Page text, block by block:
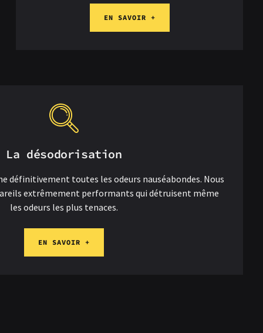
EN SAVOIR +
La désodorisation
définitivement toutes les odeurs nauséabondes. Nous
extrêmement performants qui détruisent même
les odeurs les plus tenaces.
EN SAVOIR +